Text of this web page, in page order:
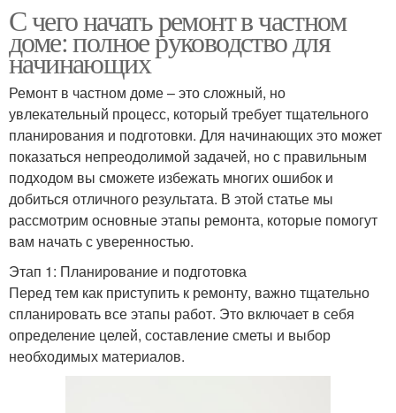
С чего начать ремонт в частном
доме: полное руководство для
начинающих
Ремонт в частном доме – это сложный, но
увлекательный процесс, который требует тщательного
планирования и подготовки. Для начинающих это может
показаться непреодолимой задачей, но с правильным
подходом вы сможете избежать многих ошибок и
добиться отличного результата. В этой статье мы
рассмотрим основные этапы ремонта, которые помогут
вам начать с уверенностью.
Этап 1: Планирование и подготовка
Перед тем как приступить к ремонту, важно тщательно
спланировать все этапы работ. Это включает в себя
определение целей, составление сметы и выбор
необходимых материалов.